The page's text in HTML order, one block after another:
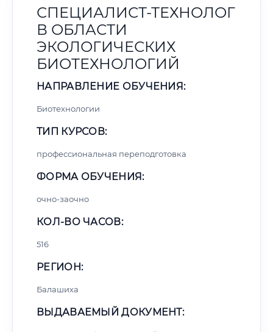
СПЕЦИАЛИСТ-ТЕХНОЛОГ
В ОБЛАСТИ
ЭКОЛОГИЧЕСКИХ
БИОТЕХНОЛОГИЙ
НАПРАВЛЕНИЕ ОБУЧЕНИЯ:
Биотехнологии
ТИП КУРСОВ:
профессиональная переподготовка
ФОРМА ОБУЧЕНИЯ:
очно-заочно
КОЛ-ВО ЧАСОВ:
516
РЕГИОН:
Балашиха
ВЫДАВАЕМЫЙ ДОКУМЕНТ: